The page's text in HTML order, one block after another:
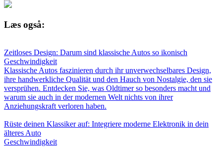
Læs også:
Zeitloses Design: Darum sind klassische Autos so ikonisch
Geschwindigkeit
Klassische Autos faszinieren durch ihr unverwechselbares Design,
ihre handwerkliche Qualität und den Hauch von Nostalgie, den sie
versprühen. Entdecken Sie, was Oldtimer so besonders macht und
warum sie auch in der modernen Welt nichts von ihrer
Anziehungskraft verloren haben.
Rüste deinen Klassiker auf: Integriere moderne Elektronik in dein
älteres Auto
Geschwindigkeit